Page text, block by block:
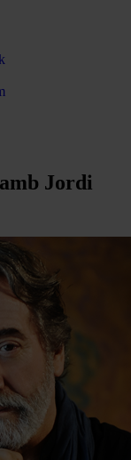
Jordi